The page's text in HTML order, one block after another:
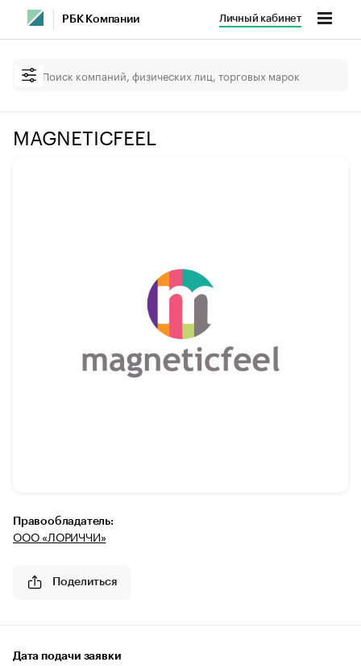
РБК Компании Личный кабинет
MAGNETICFEEL
Правообладатель:
ООО «ЛОРИЧЧИ»
Поделиться
Дата подачи заявки